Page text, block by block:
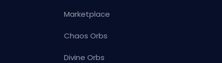
Marketplace
Chaos Orbs
Divine Orbs